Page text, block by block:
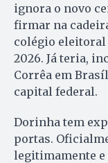
ignora o novo
firmar na
colégio eleitoral
2026. Já teria,
Corrêa em
capital federal.
Dorinha tem
portas.
legitimamente e